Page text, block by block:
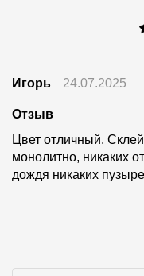
Игорь 24.07.2025
Отзыв
Цвет отличный.
монолитно, никаких
дождя никаких